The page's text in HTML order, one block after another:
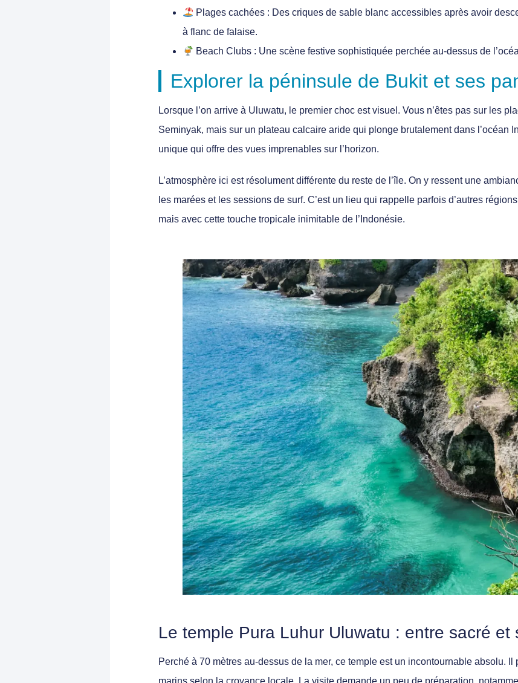
Plages cachées : Des criques de sable blanc accessibles après avoir
à flanc de falaise.
Beach Clubs : Une scène festive sophistiquée perchée au-dessus de
Explorer la péninsule de Bukit et ses
Lorsque l’on arrive à Uluwatu, le premier choc est visuel. Vous n’êtes pas sur les
Seminyak, mais sur un plateau calcaire aride qui plonge brutalement dans l’océan
unique qui offre des vues imprenables sur l’horizon.
L’atmosphère ici est résolument différente du reste de l’île. On y ressent une
les marées et les sessions de surf. C’est un lieu qui rappelle parfois d’autres
mais avec cette touche tropicale inimitable de l’Indonésie.
Le temple Pura Luhur Uluwatu : entre sacré et
Perché à 70 mètres au-dessus de la mer, ce temple est un incontournable absolu. Il